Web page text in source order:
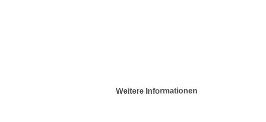
Weitere Informationen